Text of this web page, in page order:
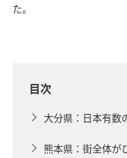
た。
目次
大分県：日本有
熊本県：街全体